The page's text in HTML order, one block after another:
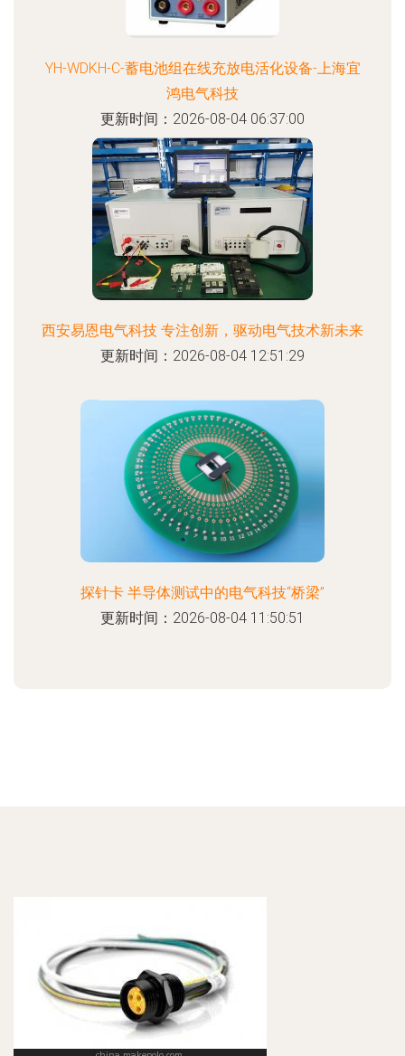
YH-WDKH-C-蓄电池组在线充放电活化设备-上海宜
鸿电气科技
更新时间：2026-08-04 06:37:00
西安易恩电气科技 专注创新，驱动电气技术新未来
更新时间：2026-08-04 12:51:29
探针卡 半导体测试中的电气科技“桥梁”
更新时间：2026-08-04 11:50:51